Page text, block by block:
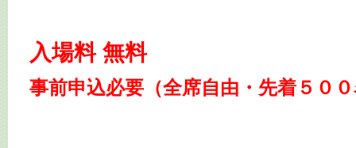
入場料 無料
事前申込必要（全席自由・先着５０